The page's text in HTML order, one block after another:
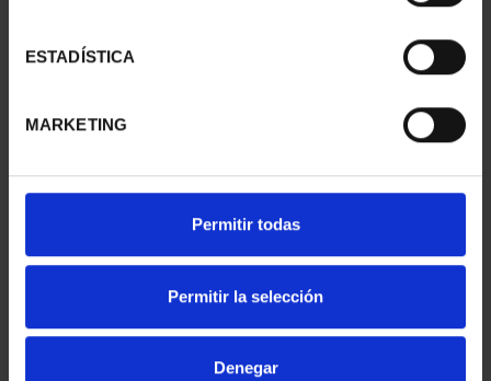
ESTADÍSTICA
MARKETING
Permitir todas
Permitir la selección
Denegar
CAPITALES DE
COMPLET...
3.796,00 €